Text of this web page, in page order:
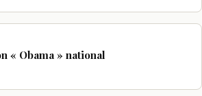
« Obama » national